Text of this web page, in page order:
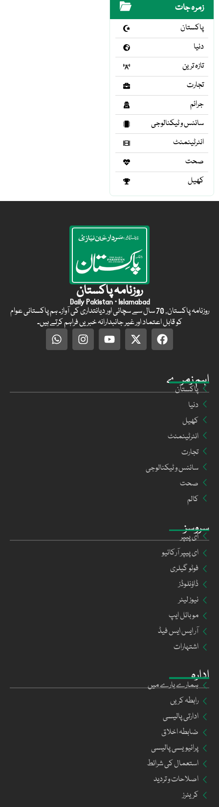
زمرہ جات
پاکستان
دنیا
تازہ ترین
تجارت
جرائم
سائنس و ٹیکنالوجی
انٹرٹینمنٹ
صحت
کھیل
ادارہ
ہمارے بارے میں
رابطہ کریں
ادارتی پالیسی
ضابطہ اخلاق
پرائیویسی پالیسی
استعمال کی شرائط
اصلاحات و تردید
کریئرز
سروسز
ای پیپر
ای پیپر آرکائیو
فوٹو گیلری
ڈاؤنلوڈز
نیوز لیٹر
موبائل ایپ
آر ایس ایس فیڈ
اشتہارات
اہم زمرے
پاکستان
دنیا
کھیل
انٹرٹینمنٹ
تجارت
سائنس و ٹیکنالوجی
صحت
کالم
روزنامہ پاکستان
Daily Pakistan · Islamabad
روزنامہ پاکستان, 70 سال سے سچائی اور دیانتداری کی آواز۔ ہم پاکستانی عوام
کو قابل اعتماد اور غیر جانبدارانہ خبریں فراہم کرتے ہیں۔